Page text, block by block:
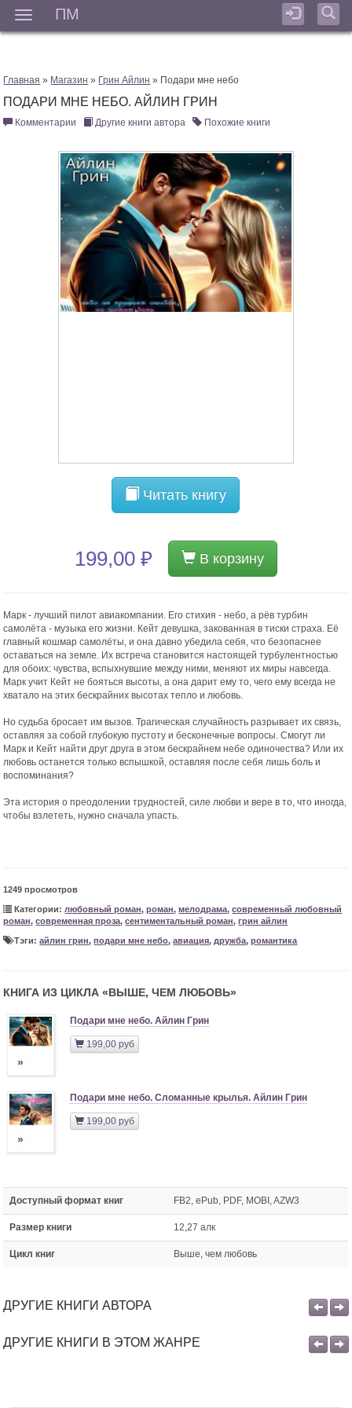
ПМ
Главная » Магазин » Грин Айлин » Подари мне небо
ПОДАРИ МНЕ НЕБО. АЙЛИН ГРИН
Комментарии Другие книги автора Похожие книги
Читать книгу
199,00 ₽ В корзину
Марк - лучший пилот авиакомпании. Его стихия - небо, а рёв турбин
самолёта - музыка его жизни. Кейт девушка, закованная в тиски страха. Её
главный кошмар самолёты, и она давно убедила себя, что безопаснее
оставаться на земле. Их встреча становится настоящей турбулентностью
для обоих: чувства, вспыхнувшие между ними, меняют их миры навсегда.
Марк учит Кейт не бояться высоты, а она дарит ему то, чего ему всегда не
хватало на этих бескрайних высотах тепло и любовь.
Но судьба бросает им вызов. Трагическая случайность разрывает их связь,
оставляя за собой глубокую пустоту и бесконечные вопросы. Смогут ли
Марк и Кейт найти друг друга в этом бескрайнем небе одиночества? Или их
любовь останется только вспышкой, оставляя после себя лишь боль и
воспоминания?
Эта история о преодолении трудностей, силе любви и вере в то, что иногда,
чтобы взлететь, нужно сначала упасть.
1249 просмотров
Категории: любовный роман,роман,мелодрама,современный любовный
роман,современная проза,сентиментальный роман,грин айлин
Тэги:айлин грин,подари мне небо,авиация, дружба,романтика
КНИГА ИЗ ЦИКЛА «ВЫШЕ, ЧЕМ ЛЮБОВЬ»
»
Подари мне небо. Айлин Грин
199,00 руб
»
Подари мне небо. Сломанные крылья. Айлин Грин
199,00 руб
Доступный формат книг FB2, ePub, PDF, MOBI, AZW3
Размер книги 12,27 алк
Цикл книг Выше, чем любовь
ДРУГИЕ КНИГИ АВТОРА
ДРУГИЕ КНИГИ В ЭТОМ ЖАНРЕ